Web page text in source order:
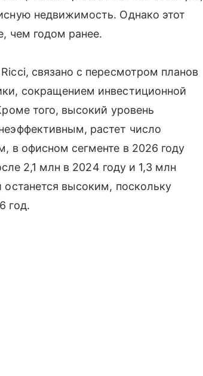
недвижимость. Однако этот
чем годом ранее.
связано с пересмотром планов
сокращением инвестиционной
того, высокий уровень
растет число
в офисном сегменте в 2026 году
2,1 млн в 2024 году и 1,3 млн
высоким, поскольку
год.